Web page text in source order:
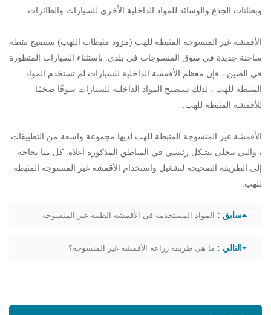
وبطانات الجذع والوسائد للمواد الداخلية الأخرى للسيارات والطائرات.
الأقمشة غير المنسوجة المثبطة للهب (مزود مثبطات اللهب) ستصبح نقطة
ساخنة جديدة في سوق المنسوجات في بلدي. باستثناء السيارات المتطورة
في الصين ، فإن معظم الأقمشة الداخلية للسيارات لم تستخدم المواد
المثبطة للهب ، لذلك ستصبح المواد الداخلية للسيارات سوقًا ضخمًا
للأقمشة المثبطة للهب.
الأقمشة غير المنسوجة المثبطة للهب لديها مجموعة واسعة من التطبيقات
، والتي تتجلى بشكل رئيسي في المناطق المذكورة أعلاه. كل منا بحاجة
إلى الطريقة الصحيحة لتشغيل واستخدام الأقمشة غير المنسوجة المثبطة
للهب.
سابق : المواد المستخدمة في الأقمشة الطبية غير المنسوجة
التالي : ما هي طريقة زراعة الأقمشة غير المنسوجة؟